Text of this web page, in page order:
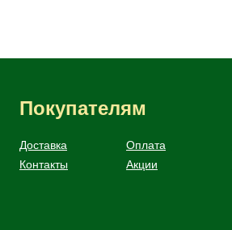
Покупателям
Доставка
Оплата
Контакты
Акции